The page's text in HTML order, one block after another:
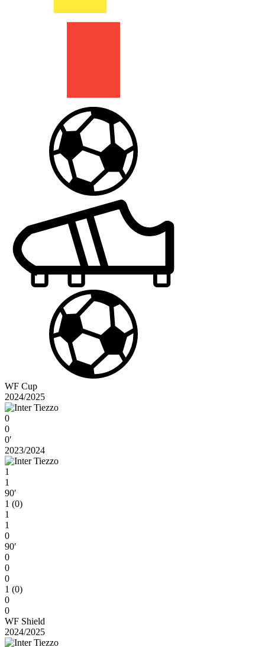
WF Cup
2024/2025
0
0
0′
2023/2024
1
1
90′
1 (0)
1
1
0
90′
0
0
0
1 (0)
0
0
WF Shield
2024/2025